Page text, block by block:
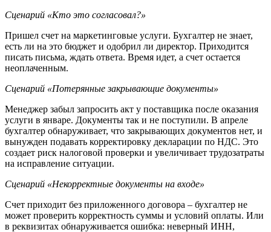
Сценарий «Кто это согласовал?»
Пришел счет на маркетинговые услуги. Бухгалтер не знает,
есть ли на это бюджет и одобрил ли директор. Приходится
писать письма, ждать ответа. Время идет, а счет остается
неоплаченным.
Сценарий «Потерянные закрывающие документы»
Менеджер забыл запросить акт у поставщика после оказания
услуги в январе. Документы так и не поступили. В апреле
бухгалтер обнаруживает, что закрывающих документов нет, и
вынужден подавать корректировку декларации по НДС. Это
создает риск налоговой проверки и увеличивает трудозатраты
на исправление ситуации.
Сценарий «Некорректные документы на входе»
Счет приходит без приложенного договора – бухгалтер не
может проверить корректность суммы и условий оплаты. Или
в реквизитах обнаруживается ошибка: неверный ИНН,